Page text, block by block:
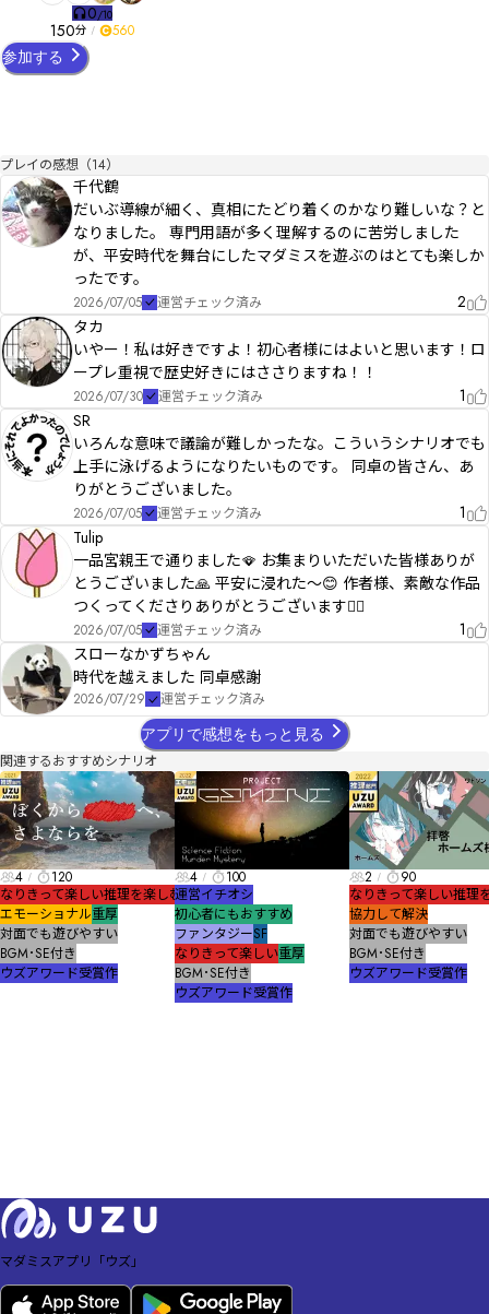
0/10
150分 560
参加する
プレイの感想（14）
千代鶴
だいぶ導線が細く、真相にたどり着くのかなり難しいな？と
なりました。 専門用語が多く理解するのに苦労しました
が、平安時代を舞台にしたマダミスを遊ぶのはとても楽しか
ったです。
2026/07/05 運営チェック済み
2
タカ
いやー！私は好きですよ！初心者様にはよいと思います！ロ
ープレ重視で歴史好きにはささりますね！！
2026/07/30 運営チェック済み
1
SR
いろんな意味で議論が難しかったな。こういうシナリオでも
上手に泳げるようになりたいものです。 同卓の皆さん、あ
りがとうございました。
2026/07/05 運営チェック済み
1
Tulip
一品宮親王で通りました🪭 お集まりいただいた皆様ありが
とうございました🙏 平安に浸れた〜😊 作者様、素敵な作品
つくってくださりありがとうございます🙇‍♀️
2026/07/05 運営チェック済み
1
スローなかずちゃん
時代を越えました 同卓感謝
2026/07/29 運営チェック済み
アプリで感想をもっと見る
関連するおすすめシナリオ
4
120
なりきって楽しい推理を楽しむ
エモーショナル重厚
対面でも遊びやすい
BGM･SE付き
ウズアワード受賞作
4
100
運営イチオシ
初心者にもおすすめ
ファンタジーSF
なりきって楽しい重厚
BGM･SE付き
ウズアワード受賞作
2
90
なりきって楽しい推理
協力して解決
対面でも遊びやすい
BGM･SE付き
ウズアワード受賞作
マダミスアプリ「ウズ」